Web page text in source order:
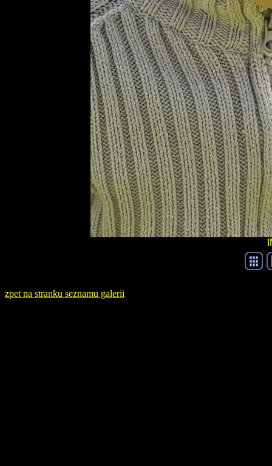
zpet na stranku seznamu galerii